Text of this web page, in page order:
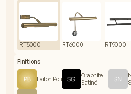
RT5000 RT6000 RT9000
Finitions
Laiton Poli
Graphite
Satiné